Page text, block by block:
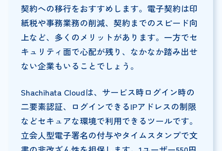
契約への移行をおすすめします。電子契約は印
紙税や事務業務の削減、契約までのスピード向
上など、多くのメリットがあります。一方でセ
キュリティ面で心配が残り、なかなか踏み出せ
ない企業もいることでしょう。
Shachihata Cloudは、サービス時ログイン時の
二要素認証、ログインできるIPアドレスの制限
などセキュアな環境で利用できるツールです。
立会人型電子署名の付与やタイムスタンプで文